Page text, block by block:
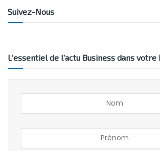
Suivez-Nous
L’essentiel de l’actu Business dans